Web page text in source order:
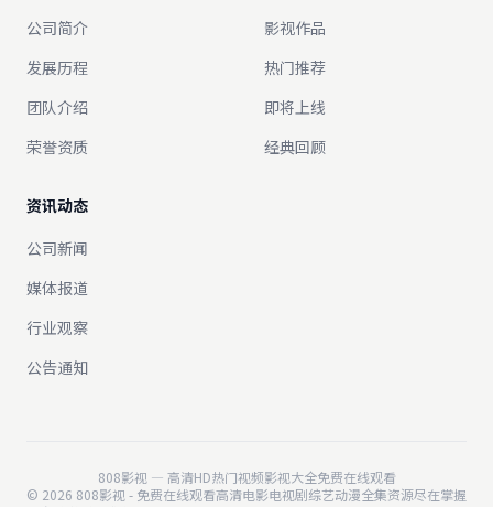
公司简介
发展历程
团队介绍
荣誉资质
影视作品
热门推荐
即将上线
经典回顾
资讯动态
公司新闻
媒体报道
行业观察
公告通知
808影视 — 高清HD热门视频影视大全免费在线观看
© 2026 808影视 - 免费在线观看高清电影电视剧综艺动漫全集资源尽在掌握